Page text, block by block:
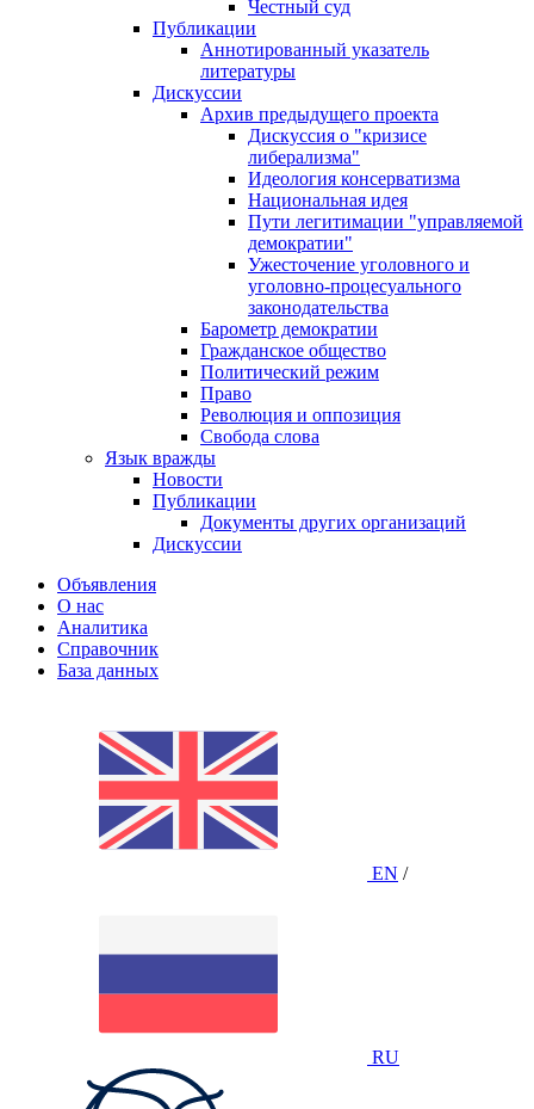
Честный суд
Публикации
Аннотированный указатель
литературы
Дискуссии
Архив предыдущего проекта
Дискуссия о "кризисе
либерализма"
Идеология консерватизма
Национальная идея
Пути легитимации "управляемой
демократии"
Ужесточение уголовного и
уголовно-процесуального
законодательства
Барометр демократии
Гражданское общество
Политический режим
Право
Революция и оппозиция
Свобода слова
Язык вражды
Новости
Публикации
Документы других организаций
Дискуссии
Объявления
О нас
Аналитика
Справочник
База данных
EN /
RU